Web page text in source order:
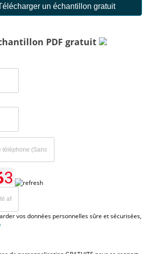
un échantillon gratuit
PDF gratuit
vos données personnelles sûre et sécurisées,